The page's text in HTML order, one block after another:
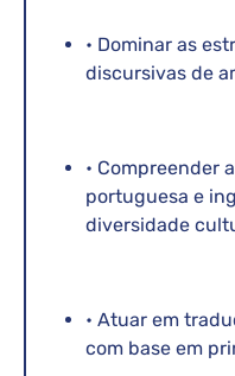
• Dominar as
discursivas de
• Compreender
portuguesa e
diversidade
• Atuar em
com base em